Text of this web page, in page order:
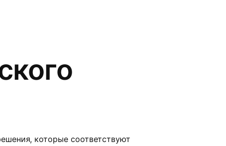
которые соответствуют